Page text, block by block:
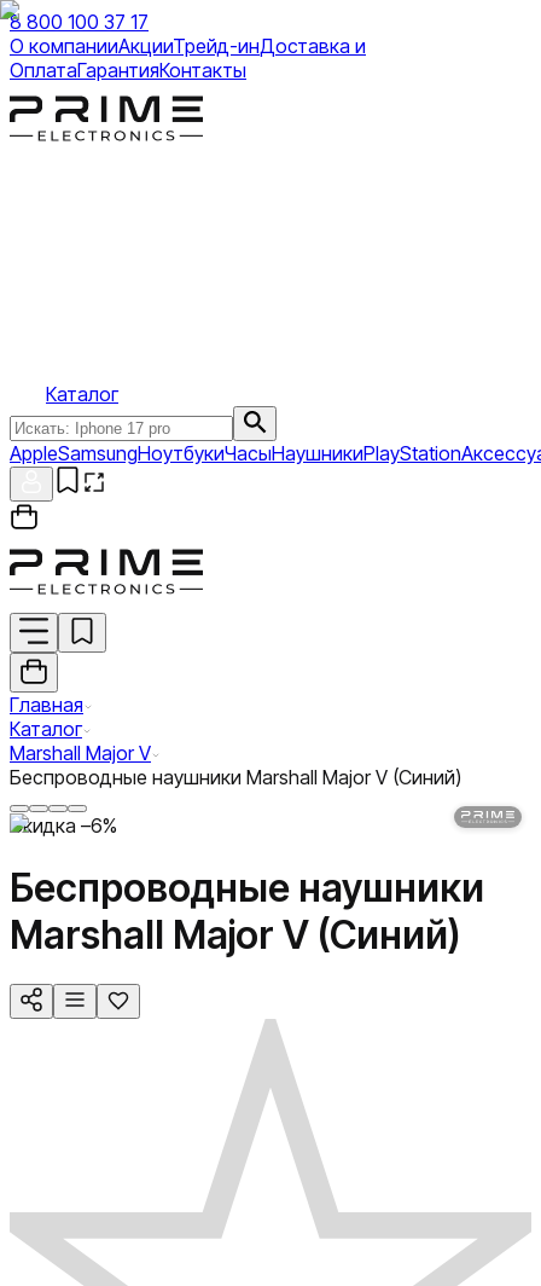
8 800 100 37 17
О компанииАкцииТрейд-инДоставка и
ОплатаГарантияКонтакты
Каталог
AppleSamsungНоутбукиЧасыНаушникиPlayStation
Главная
Каталог
Marshall Major V
Беспроводные наушники Marshall Major V (Синий)
Скидка –6%
Беспроводные наушники
Marshall Major V (Синий)